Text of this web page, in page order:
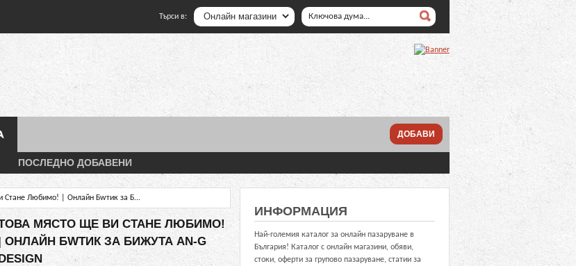
Търси в:
ДОБАВИ
ПОСЛЕДНО ДОБАВЕНИ
Любимо! | Онлайн Бwтик за Б...
МЯСТО ЩЕ ВИ СТАНЕ ЛЮБИМО!
ОНЛАЙН БWТИК ЗА БИЖУТА AN-G
ИНФОРМАЦИЯ
Най-големия каталог за онлайн пазаруване в
България! Каталог с онлайн магазини, обяви,
стоки, оферти за групово пазаруване, статии за